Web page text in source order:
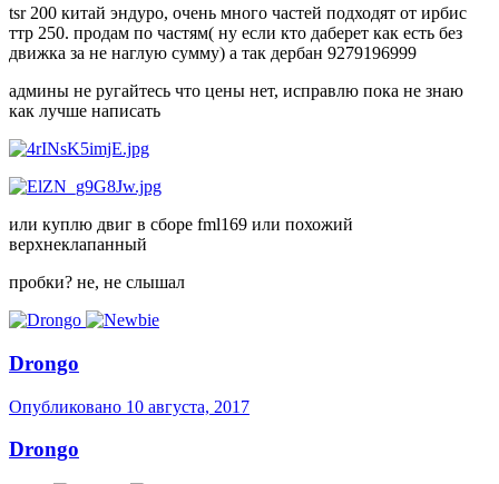
tsr 200 китай эндуро, очень много частей подходят от ирбис
ттр 250. продам по частям( ну если кто даберет как есть без
движка за не наглую сумму) а так дербан 9279196999
админы не ругайтесь что цены нет, исправлю пока не знаю
как лучше написать
или куплю двиг в сборе fml169 или похожий
верхнеклапанный
пробки? не, не слышал
Drongo
Опубликовано 10 августа, 2017
Drongo